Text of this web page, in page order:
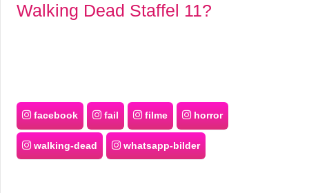
Walking Dead Staffel 11?
facebook fail filme horror
walking-dead whatsapp-bilder